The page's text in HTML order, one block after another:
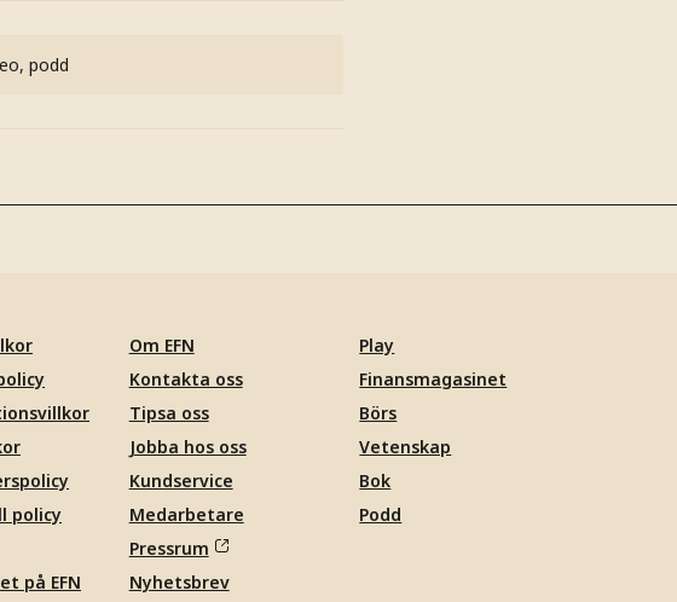
podd
policy
på EFN
Om EFN
Kontakta oss
Tipsa oss
Jobba hos oss
Kundservice
Medarbetare
Pressrum
Nyhetsbrev
Play
Finansmagasinet
Börs
Vetenskap
Bok
Podd